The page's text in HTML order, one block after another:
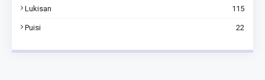
Lukisan 115
Puisi 22